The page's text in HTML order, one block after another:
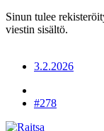
Sinun tulee
viestin sisältö.
3.2.2026
#278